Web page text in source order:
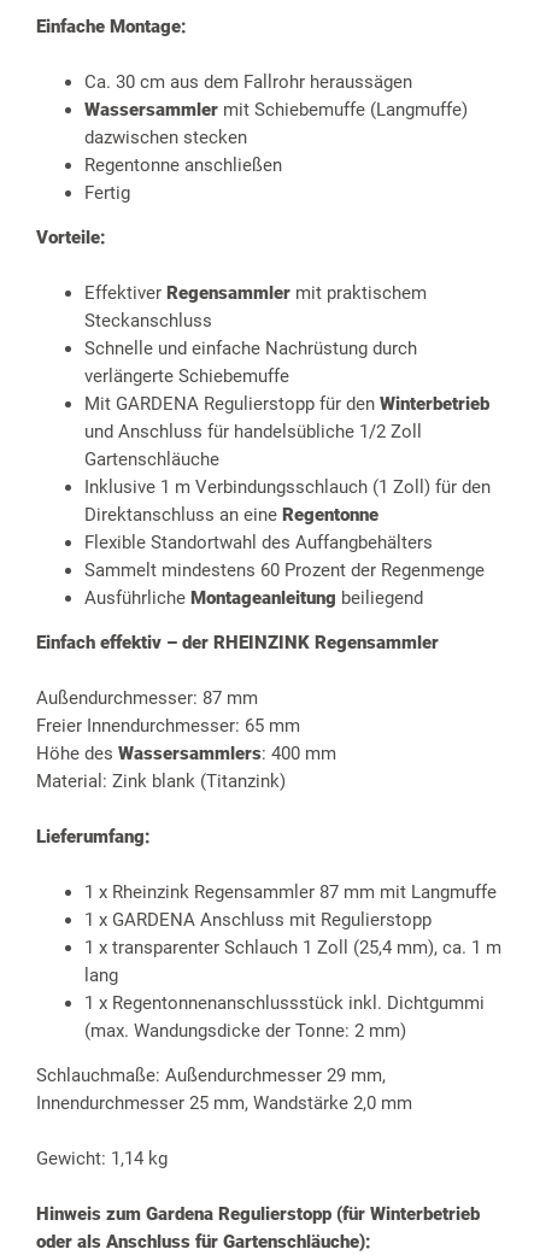
Einfache Montage:
Ca. 30 cm aus dem Fallrohr heraussägen
Wassersammler mit Schiebemuffe (Langmuffe)
dazwischen stecken
Regentonne anschließen
Fertig
Vorteile:
Effektiver Regensammler mit praktischem
Steckanschluss
Schnelle und einfache Nachrüstung durch
verlängerte Schiebemuffe
Mit GARDENA Regulierstopp für den Winterbetrieb
und Anschluss für handelsübliche 1/2 Zoll
Gartenschläuche
Inklusive 1 m Verbindungsschlauch (1 Zoll) für den
Direktanschluss an eine Regentonne
Flexible Standortwahl des Auffangbehälters
Sammelt mindestens 60 Prozent der Regenmenge
Ausführliche Montageanleitung beiliegend
Einfach effektiv – der RHEINZINK Regensammler
Außendurchmesser: 87 mm
Freier Innendurchmesser: 65 mm
Höhe des Wassersammlers: 400 mm
Material: Zink blank (Titanzink)
Lieferumfang:
1 x Rheinzink Regensammler 87 mm mit Langmuffe
1 x GARDENA Anschluss mit Regulierstopp
1 x transparenter Schlauch 1 Zoll (25,4 mm), ca. 1 m
lang
1 x Regentonnenanschlussstück inkl. Dichtgummi
(max. Wandungsdicke der Tonne: 2 mm)
Schlauchmaße: Außendurchmesser 29 mm,
Innendurchmesser 25 mm, Wandstärke 2,0 mm
Gewicht: 1,14 kg
Hinweis zum Gardena Regulierstopp (für Winterbetrieb
oder als Anschluss für Gartenschläuche):